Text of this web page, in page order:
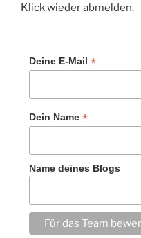
Klick wieder abmelden.
Deine E-Mail *
Dein Name *
Name deines Blogs